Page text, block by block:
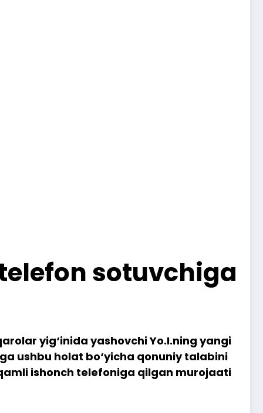
sotuvchiga
yig‘inida yashovchi Yo.I.ning yangi
ushbu holat bo‘yicha qonuniy talabini
ishonch telefoniga qilgan murojaati